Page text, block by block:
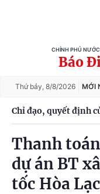
CHÍNH PHỦ
Báo
Thứ bảy, 8/8/2026 MỚI
Chỉ đạo, quyết định
Thanh
dự án BT
tốc Hòa